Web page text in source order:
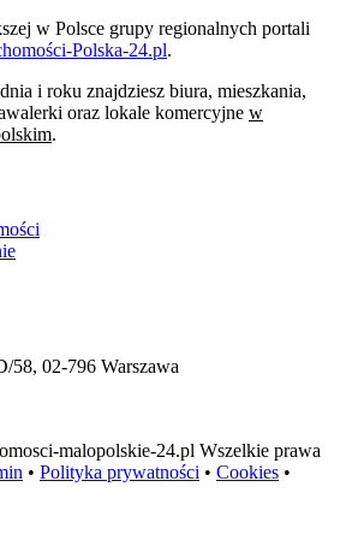
w Polsce grupy regionalnych portali
Polska-24.pl.
i roku znajdziesz biura, mieszkania,
oraz lokale komercyjne w
.
58, 02-796 Warszawa
malopolskie-24.pl Wszelkie prawa
• Polityka prywatności • Cookies •